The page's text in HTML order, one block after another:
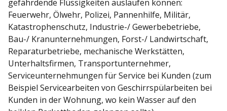
gefährdende Flüssigkeiten auslaufen können:
Feuerwehr, Ölwehr, Polizei, Pannenhilfe, Militär,
Katastrophenschutz, Industrie-/ Gewerbebetriebe,
Bau-/ Kranunternehmungen, Forst-/ Landwirtschaft,
Reparaturbetriebe, mechanische Werkstätten,
Unterhaltsfirmen, Transportunternehmer,
Serviceunternehmungen für Service bei Kunden (zum
Beispiel Servicearbeiten von Geschirrspülarbeiten bei
Kunden in der Wohnung, wo kein Wasser auf den